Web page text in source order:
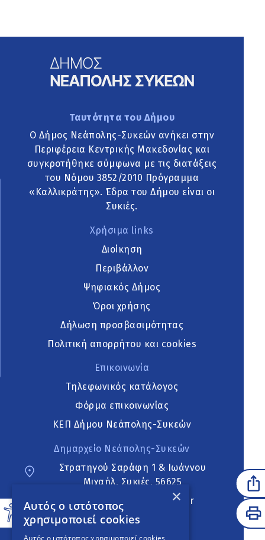
Ταυτότητα του Δήμου
Ο Δήμος Νεάπολης-Συκεών ανήκει στην
Περιφέρεια Κεντρικής Μακεδονίας και
συγκροτήθηκε σύμφωνα με τις διατάξεις
του Νόμου 3852/2010 Πρόγραμμα
«Καλλικράτης». Έδρα του Δήμου είναι οι
Συκιές.
Χρήσιμα links
Διοίκηση
Περιβάλλον
Ψηφιακός Δήμος
Όροι χρήσης
Δήλωση προσβασιμότητας
Πολιτική απορρήτου και cookies
Επικοινωνία
Τηλεφωνικός κατάλογος
Φόρμα επικοινωνίας
ΚΕΠ Δήμου Νεάπολης-Συκεών
Δημαρχείο Νεάπολης-Συκεών
Στρατηγού Σαράφη 1 & Ιωάννου
Μιχαήλ, Συκιές, 56625
neapoli.sykies@ddt.gov.gr
Ακολουθήστε
×
Αυτός ο ιστότοπος
χρησιμοποιεί cookies
Αυτός ο ιστότοπος χρησιμοποιεί cookies